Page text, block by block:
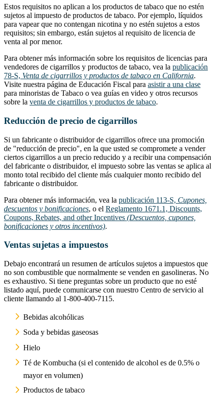
Estos requisitos no aplican a los productos de tabaco que no estén
sujetos al impuesto de productos de tabaco. Por ejemplo, líquidos
para vapear que no contengan nicotina y no estén sujetos a estos
requisitos; sin embargo, están sujetos al requisito de licencia de
venta al por menor.
Para obtener más información sobre los requisitos de licencias para
vendedores de cigarrillos y productos de tabaco, vea la publicación
78-S, Venta de cigarrillos y productos de tabaco en California.
Visite nuestra página de Educación Fiscal para asistir a una clase
para minoristas de Tabaco o vea guías en video y otros recursos
sobre la venta de cigarrillos y productos de tabaco.
Reducción de precio de cigarrillos
Si un fabricante o distribuidor de cigarrillos ofrece una promoción
de "reducción de precio", en la que usted se compromete a vender
ciertos cigarrillos a un precio reducido y a recibir una compensación
del fabricante o distribuidor, el impuesto sobre las ventas se aplica al
monto total recibido del cliente más cualquier monto recibido del
fabricante o distribuidor.
Para obtener más información, vea la publicación 113-S, Cupones,
descuentos y bonificaciones, o el Reglamento 1671.1, Discounts,
Coupons, Rebates, and other Incentives (Descuentos, cupones,
bonificaciones y otros incentivos).
Ventas sujetas a impuestos
Debajo encontrará un resumen de artículos sujetos a impuestos que
no son combustible que normalmente se venden en gasolineras. No
es exhaustivo. Si tiene preguntas sobre un producto que no esté
listado aquí, puede comunicarse con nuestro Centro de servicio al
cliente llamando al 1-800-400-7115.
Bebidas alcohólicas
Soda y bebidas gaseosas
Hielo
Té de Kombucha (si el contenido de alcohol es de 0.5% o
mayor en volumen)
Productos de tabaco